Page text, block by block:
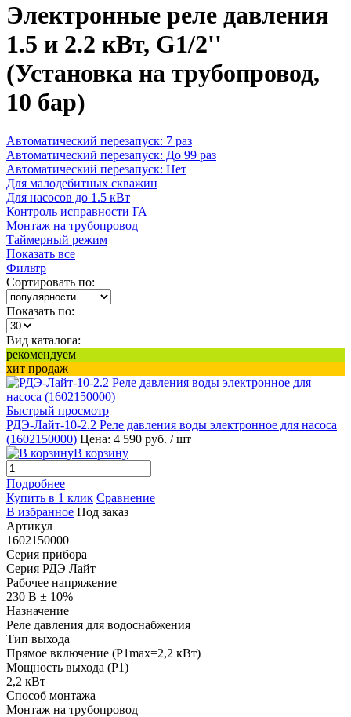
Электронные реле давления
1.5 и 2.2 кВт, G1/2''
(Установка на трубопровод,
10 бар)
Автоматический перезапуск: 7 раз
Автоматический перезапуск: До 99 раз
Автоматический перезапуск: Нет
Для малодебитных скважин
Для насосов до 1.5 кВт
Контроль исправности ГА
Монтаж на трубопровод
Таймерный режим
Показать все
Фильтр
Сортировать по:
Показать по:
Вид каталога:
рекомендуем
хит продаж
Быстрый просмотр
РДЭ-Лайт-10-2.2 Реле давления воды электронное для насоса
(1602150000) Цена: 4 590 руб. / шт
В корзину
Подробнее
Купить в 1 клик Сравнение
В избранное Под заказ
Артикул
1602150000
Серия прибора
Серия РДЭ Лайт
Рабочее напряжение
230 В ± 10%
Назначение
Реле давления для водоснабжения
Тип выхода
Прямое включение (P1max=2,2 кВт)
Мощность выхода (P1)
2,2 кВт
Способ монтажа
Монтаж на трубопровод